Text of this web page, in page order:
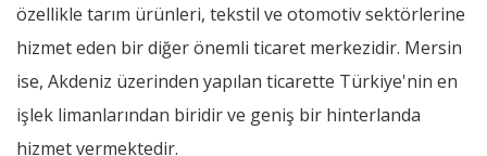
özellikle tarım ürünleri, tekstil ve otomotiv sektörlerine
hizmet eden bir diğer önemli ticaret merkezidir. Mersin
ise, Akdeniz üzerinden yapılan ticarette Türkiye'nin en
işlek limanlarından biridir ve geniş bir hinterlanda
hizmet vermektedir.